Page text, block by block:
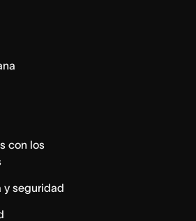
con los
y seguridad